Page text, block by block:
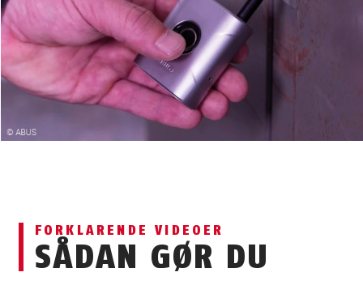
FORKLARENDE VIDEOER
SÅDAN GØR DU